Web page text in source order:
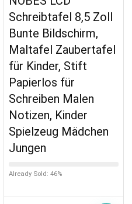
Schreibtafel 8,5 Zoll
Bunte Bildschirm,
Maltafel Zaubertafel
für Kinder, Stift
Papierlos für
Schreiben Malen
Notizen, Kinder
Spielzeug Mädchen
Jungen
Already Sold: 46%